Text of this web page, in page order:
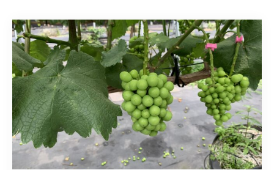
営業時間 8:00～17:00（土日祝休）
お問い合わせはこちら